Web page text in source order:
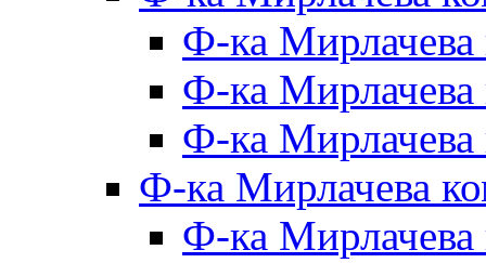
Ф-ка
Ф-ка Мирлачева
Ф-ка Мирлачева
Ф-ка Мирлачева
Ф-ка